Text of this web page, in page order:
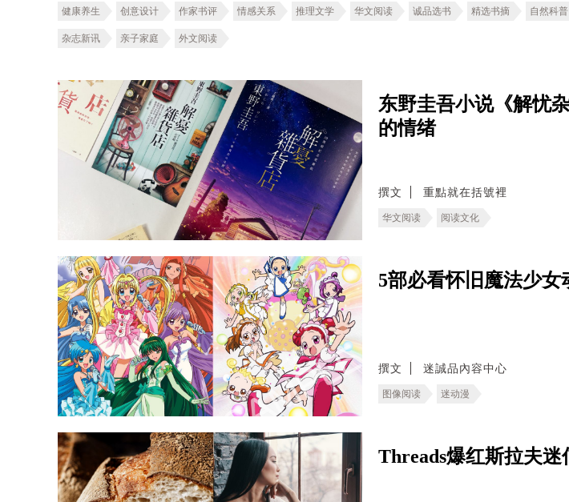
健康养生 创意设计 作家书评 情感关系 推理文学 华文阅读 诚品选书 精选书摘 自然科普
杂志新讯 亲子家庭 外文阅读
东野圭吾小说《解忧
的情绪
撰文 重點就在括號裡
华文阅读 阅读文化
5部必看怀旧魔法少
撰文 迷誠品內容中心
图像阅读 迷动漫
Threads爆红斯拉夫